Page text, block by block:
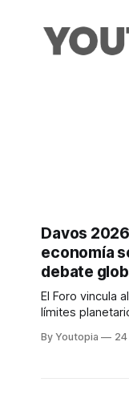
Davos
economía
debate
El Foro vincula
límites
brecha entre el
By Youtopia 24